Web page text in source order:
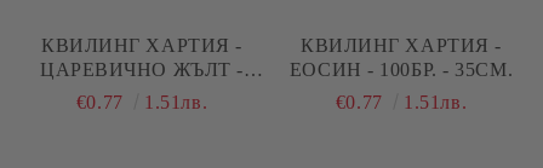
КВИЛИНГ ХАРТИЯ -
ЦАРЕВИЧНО ЖЪЛТ -
100БР. - 35СМ.
€0.77 1.51лв.
КВИЛИНГ ХАРТИЯ -
ЕОСИН - 100БР. - 35СМ.
€0.77
1.51лв.